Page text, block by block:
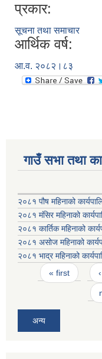
प्रकार:
सूचना तथा समाचार
आर्थिक वर्ष:
आ.व. २०८२।८३
गाउँ सभा तथा
२०८१ पौष महिनाको
२०८१ मंसिर महिनाको
२०८१ कार्तिक महिनाको
२०८१ असोज महिनाको
२०८१ भाद्र महिनाको
Pages
« first
अन्य